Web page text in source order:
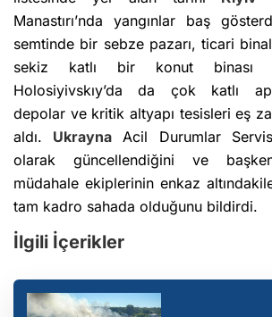
Manastırı’nda yangınlar baş
semtinde bir sebze pazarı, ticari
sekiz katlı bir konut binası
Holosiyivskıy’da da çok katlı
depolar ve kritik altyapı tesisleri eş
aldı. Ukrayna Acil Durumlar
olarak güncellendiğini ve
müdahale ekiplerinin enkaz
tam kadro sahada olduğunu bildirdi.
İlgili İçerikler